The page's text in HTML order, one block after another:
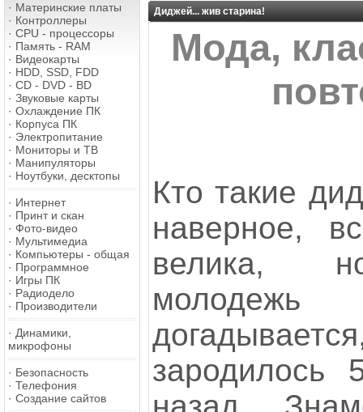
· Материнские платы
· Контроллеры
· CPU - процессоры
· Память - RAM
· Видеокарты
· HDD, SSD, FDD
· CD - DVD - BD
· Звуковые карты
· Охлаждение ПК
· Корпуса ПК
· Электропитание
· Мониторы и ТВ
· Манипуляторы
· Ноутбуки, десктопы
· Интернет
· Принт и скан
· Фото-видео
· Мультимедиа
· Компьютеры - общая
· Программное
· Игры ПК
· Радиодело
· Производители
· Динамики,
микрофоны
· Безопасность
· Телефония
· Создание сайтов
Диджей... жив старина!
Мода,
Кто такие
наверное,
велика,